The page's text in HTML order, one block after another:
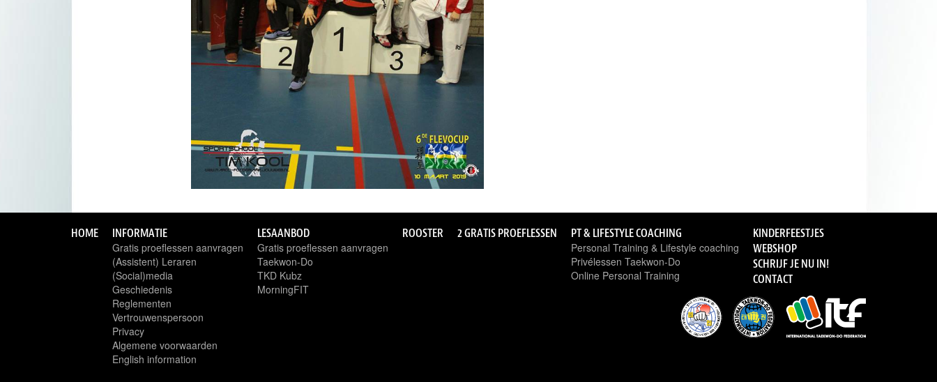
HOME INFORMATIE
Gratis proeflessen aanvragen
(Assistent) Leraren
(Social)media
Geschiedenis
Reglementen
Vertrouwenspersoon
Privacy
Algemene voorwaarden
English information
LESAANBOD
Gratis proeflessen aanvragen
Taekwon-Do
TKD Kubz
MorningFIT
ROOSTER 2 GRATIS PROEFLESSEN PT & LIFESTYLE COACHING
Personal Training & Lifestyle coaching
Privélessen Taekwon-Do
Online Personal Training
KINDERFEESTJES
WEBSHOP
SCHRIJF JE NU IN!
CONTACT